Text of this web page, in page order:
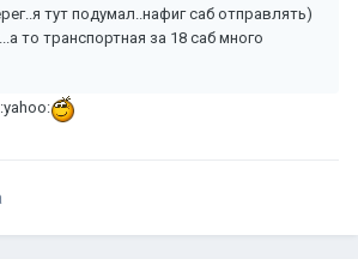
тут подумал..нафиг саб отправлять)
то транспортная за 18 саб много